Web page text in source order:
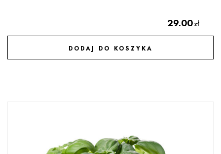
29.00zł
DODAJ DO KOSZYKA
DODAJ DO ULUBIONYCH